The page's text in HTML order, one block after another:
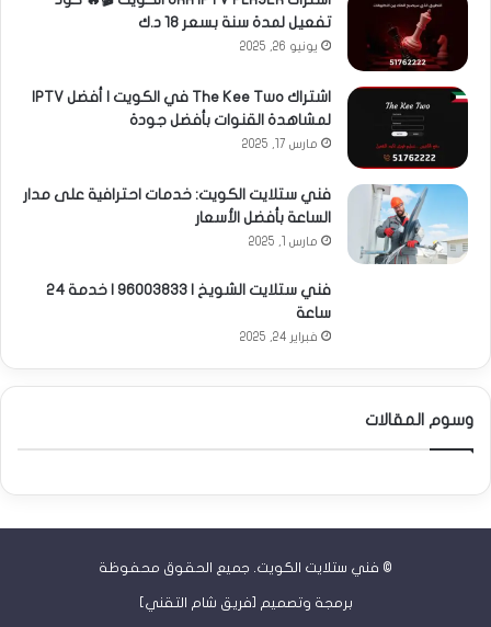
تفعيل لمدة سنة بسعر 18 د.ك
يونيو 26, 2025
اشتراك The Kee Two في الكويت | أفضل IPTV
لمشاهدة القنوات بأفضل جودة
مارس 17, 2025
فني ستلايت الكويت: خدمات احترافية على مدار
الساعة بأفضل الأسعار
مارس 1, 2025
فني ستلايت الشويخ | 96003833 | خدمة 24
ساعة
فبراير 24, 2025
وسوم المقالات
© فني ستلايت الكويت. جميع الحقوق محفوظة
برمجة وتصميم [فريق شام التقني]